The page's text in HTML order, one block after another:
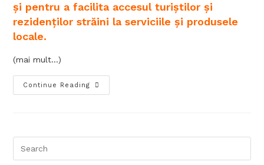
și pentru a facilita accesul turiștilor și
rezidenților străini la serviciile și produsele
locale.
(mai mult…)
Continue Reading